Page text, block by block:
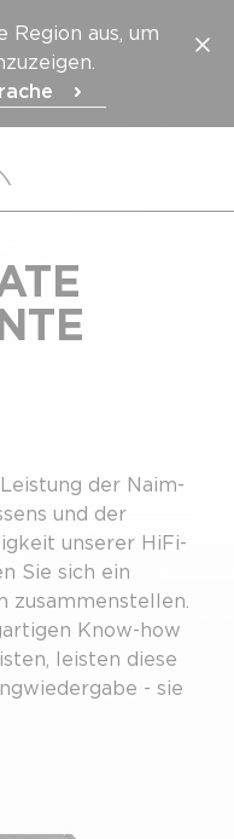
Region aus, um
der Naim-
und der
unserer HiFi-
Sie sich ein
zusammenstellen.
Know-how
leisten diese
- sie